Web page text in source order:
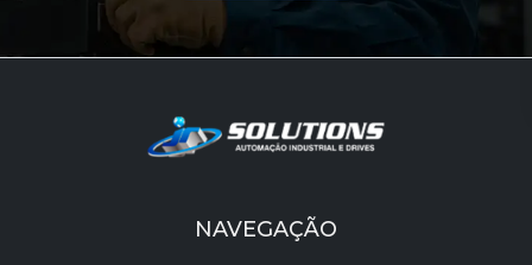
NAVEGAÇÃO